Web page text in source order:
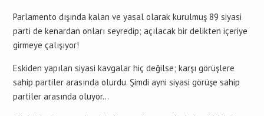
Parlamento dışında kalan ve yasal olarak kurulmuş 89 siyasi
parti de kenardan onları seyredip; açılacak bir delikten içeriye
girmeye çalışıyor!
Eskiden yapılan siyasi kavgalar hiç değilse; karşı görüşlere
sahip partiler arasında olurdu. Şimdi ayni siyasi görüşe sahip
partiler arasında oluyor…